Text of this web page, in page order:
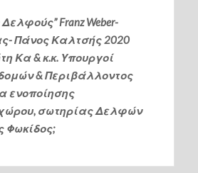
Franz Weber-
Πάνος Καλτσής2020
Κα & κ.κ. Υπουργοί
& Περιβάλλοντος
ενοποίησης
σωτηρίας Δελφών
Φωκίδος;